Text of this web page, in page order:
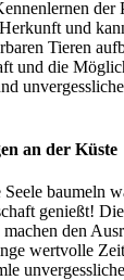
der
und
Tieren
und die
an der Küste
baumeln
genießt!
den
wertvolle